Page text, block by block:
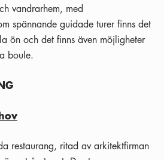
vandrarhem, med
spännande guidade turer finns det
ön och det finns även möjligheter
boule.
restaurang, ritad av arkitektfirman